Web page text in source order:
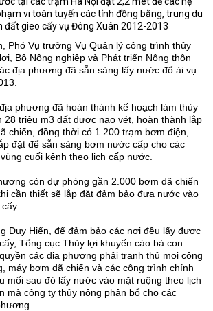
vi toàn tuyến các tỉnh đồng bằng, trung du
đất gieo cấy vụ Đông Xuân 2012-2013
Phó Vụ trưởng Vụ Quản lý công trình thủy
Bộ Nông nghiệp và Phát triển Nông thôn
địa phương đã sẵn sàng lấy nước đổ ải vụ
phương đã hoàn thành kế hoạch làm thủy
28 triệu m3 đất được nạo vét, hoàn thành lắp
chiến, đồng thời có 1.200 trạm bơm điện,
đặt để sẵn sàng bơm nước cấp cho các
cuối kênh theo lịch cấp nước.
còn dự phòng gần 2.000 bơm dã chiến
cần thiết sẽ lắp đặt đảm bảo đưa nước vào
Duy Hiển, để đảm bảo các nơi đều lấy được
Tổng cục Thủy lợi khuyến cáo bà con
các địa phương phải tranh thủ mọi công
máy bơm dã chiến và các công trình chính
mối sau đó lấy nước vào mặt ruộng theo lịch
mà công ty thủy nông phân bổ cho các